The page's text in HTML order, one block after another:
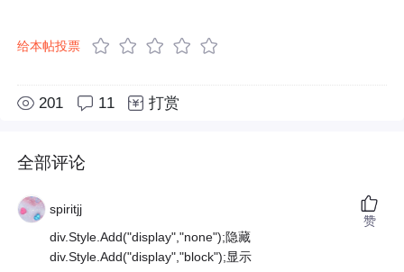
给本帖投票
201 11 打赏
全部评论
spiritjj
div.Style.Add("display","none");隐藏
div.Style.Add("display","block");显示
赞